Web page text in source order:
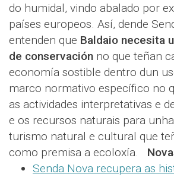
do humidal, vindo abalado por
países europeos. Así, dende
entenden que Baldaio necesita
de conservación no que teñan
economía sostible dentro dun
marco normativo específico no
as actividades interpretativas e
e os recursos naturais para
turismo natural e cultural que
como premisa a ecoloxía.
Senda Nova recupera as